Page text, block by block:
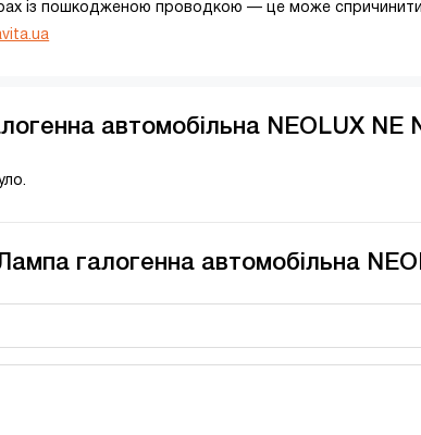
із пошкодженою проводкою — це може спричинити
автомобільна NEOLUX NE
галогенна автомобільна